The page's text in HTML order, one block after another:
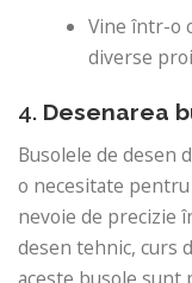
Vine într-o
diverse
4. Desenarea
Busolele de desen
o necesitate
nevoie de precizie
desen tehnic, curs